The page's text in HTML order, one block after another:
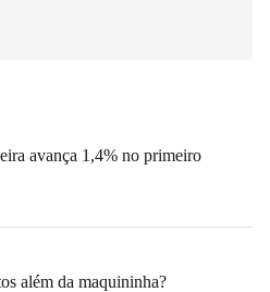
avança 1,4% no primeiro
além da maquininha?